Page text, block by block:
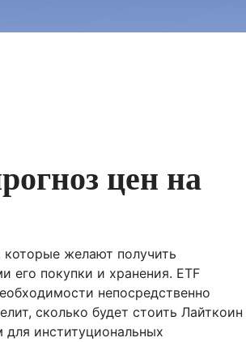
цен на
которые желают получить
его покупки и хранения. ETF
непосредственно
сколько будет стоить Лайткоин
институциональных